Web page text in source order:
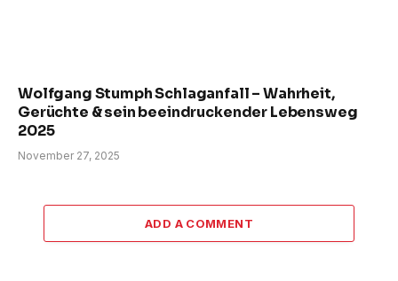
Wolfgang Stumph Schlaganfall – Wahrheit,
Gerüchte & sein beeindruckender Lebensweg
2025
November 27, 2025
ADD A COMMENT